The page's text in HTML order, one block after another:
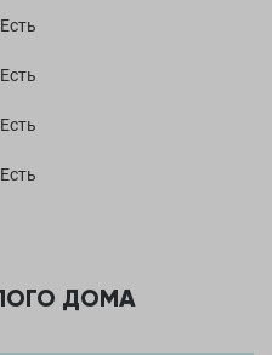
Есть
Есть
Есть
Есть
ДОМА